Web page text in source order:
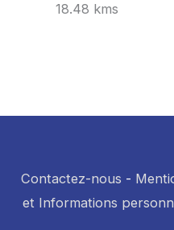
18.48 kms
Contactez-nous -
et Informations